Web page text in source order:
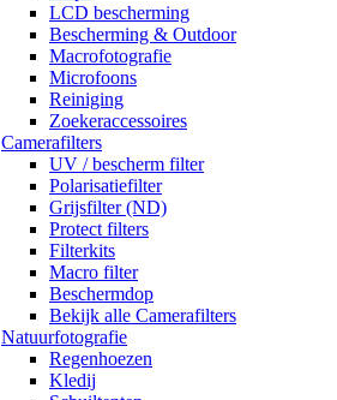
LCD bescherming
Bescherming & Outdoor
Macrofotografie
Microfoons
Reiniging
Zoekeraccessoires
Camerafilters
UV / bescherm filter
Polarisatiefilter
Grijsfilter (ND)
Protect filters
Filterkits
Macro filter
Beschermdop
Bekijk alle Camerafilters
Natuurfotografie
Regenhoezen
Kledij